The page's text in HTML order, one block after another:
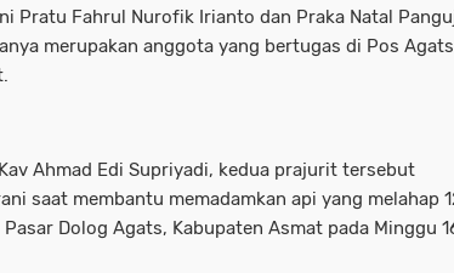
Pratu Fahrul Nurofik Irianto dan Praka Natal
merupakan anggota yang bertugas di Pos
Ahmad Edi Supriyadi, kedua prajurit tersebut
saat membantu memadamkan api yang melahap
Dolog Agats, Kabupaten Asmat pada Minggu